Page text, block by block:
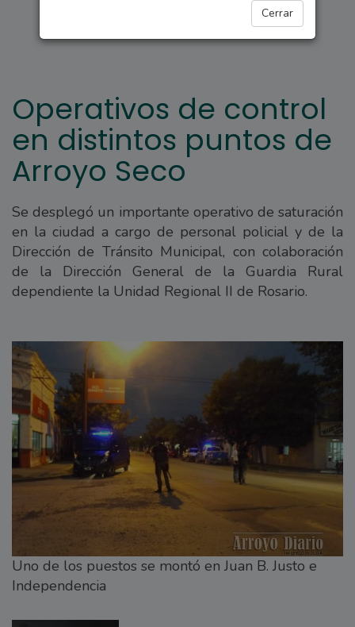
Cerrar
Operativos de control
en distintos puntos de
Arroyo Seco
Se desplegó un importante operativo de saturación
en la ciudad a cargo de personal policial y de la
Dirección de Tránsito Municipal, con colaboración
de la Dirección General de la Guardia Rural
dependiente la Unidad Regional II de Rosario.
Uno de los puestos se montó en Juan B. Justo e
Independencia